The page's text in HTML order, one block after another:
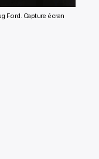
Ford. Capture écran